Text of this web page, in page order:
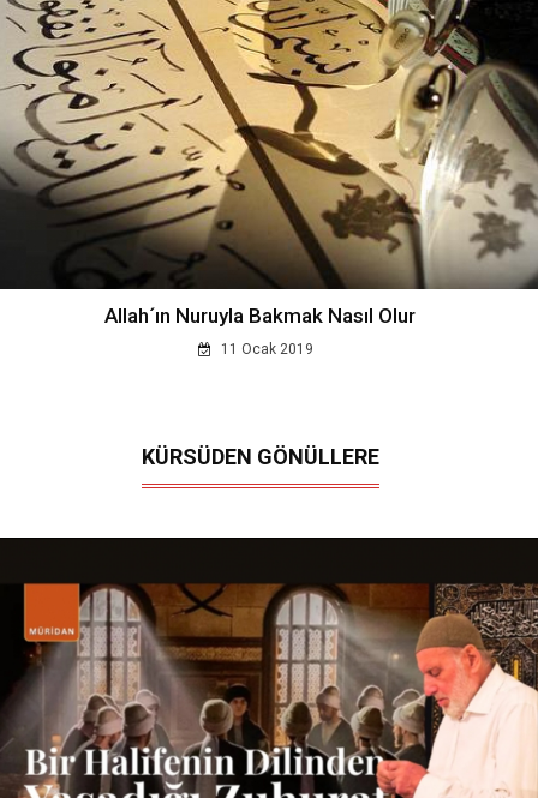
Allah´ın Nuruyla Bakmak Nasıl Olur
11 Ocak 2019
KÜRSÜDEN GÖNÜLLERE